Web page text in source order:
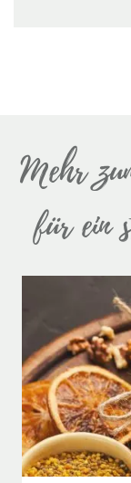
Mehr
für ein